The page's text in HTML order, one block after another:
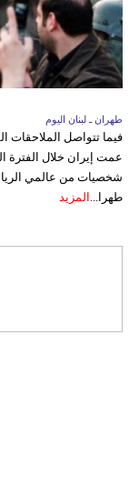
طهران ـ لبنان اليوم
فيما تتواصل الملاحقات
عمت إيران خلال الفترة
شخصيات من عالمي
طهرا... المزيد